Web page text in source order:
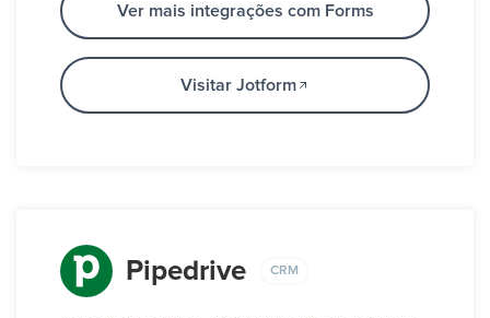
Ver mais integrações com Forms
Visitar Jotform
Pipedrive CRM